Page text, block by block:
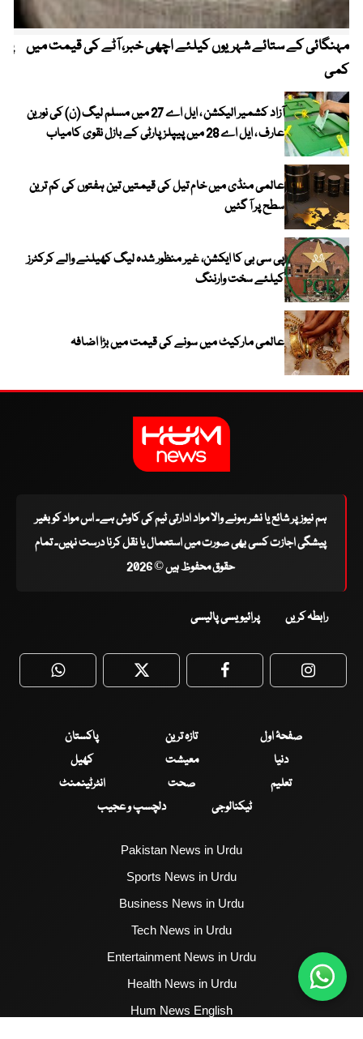
مہنگائی کے ستائے شہریوں کیلئے اچھی خبر، آٹے کی قیمت میں
کمی
آزاد کشمیر الیکشن ، ایل اے 27 میں مسلم لیگ (ن) کی نورین
عارف ، ایل اے 28 میں پیپلز پارٹی کے بازل نقوی کامیاب
عالمی منڈی میں خام تیل کی قیمتیں تین ہفتوں کی کم ترین
سطح پر آ گئیں
پی سی بی کا ایکشن، غیر منظور شدہ لیگ کھیلنے والے کرکٹرز
کیلئے سخت وارننگ
عالمی مارکیٹ میں سونے کی قیمت میں بڑا اضافہ
ہم نیوز پر شائع یا نشر ہونے والا مواد ادارتی ٹیم کی کاوش ہے۔ اس مواد کو بغیر
پیشگی اجازت کسی بھی صورت میں استعمال یا نقل کرنا درست نہیں۔ تمام
حقوق محفوظ ہیں © 2026
رابطہ کریں پرائیویسی پالیسی
WhatsApp Twitter Facebook
صفحۂ اول تازہ ترین
پاکستان
دنیا
معیشت
کھیل
تعلیم
صحت
انٹرٹینمنٹ
ٹیکنالوجی
دلچسپ و عجیب
Pakistan News in Urdu
Sports News in Urdu
Business News in Urdu
Tech News in Urdu
Entertainment News in Urdu
Health News in Urdu
Hum News English